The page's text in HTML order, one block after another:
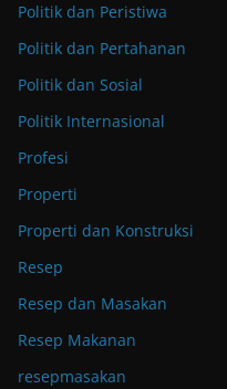
Politik dan Peristiwa
Politik dan Pertahanan
Politik dan Sosial
Politik Internasional
Profesi
Properti
Properti dan Konstruksi
Resep
Resep dan Masakan
Resep Makanan
resepmasakan